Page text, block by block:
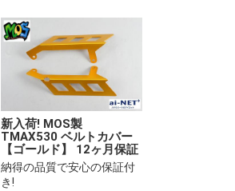
新入荷! MOS製
TMAX530 ベルトカバー
【ゴールド】 12ヶ月保証
納得の品質で安心の保証付
き!